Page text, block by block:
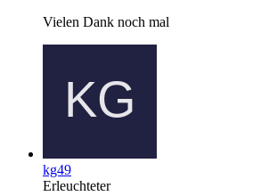
Vielen Dank noch mal
kg49
Erleuchteter